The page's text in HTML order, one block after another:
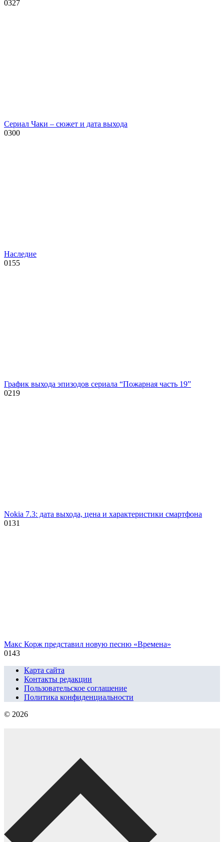
0327
Сериал Чаки – сюжет и дата выхода
0300
Наследие
0155
График выхода эпизодов сериала “Пожарная часть 19”
0219
Nokia 7.3: дата выхода, цена и характеристики смартфона
0131
Макс Корж представил новую песню «Времена»
0143
Карта сайта
Контакты редакции
Пользовательское соглашение
Политика конфиденциальности
© 2026